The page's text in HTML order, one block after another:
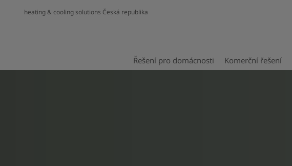
heating & cooling solutions Česká republika
Řešení pro domácnosti Komerční řešení